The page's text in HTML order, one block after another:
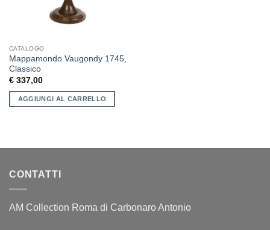
CATALOGO
Mappamondo Vaugondy 1745,
Classico
€337,00
AGGIUNGI AL CARRELLO
CONTATTI
AM Collection Roma di Carbonaro Antonio